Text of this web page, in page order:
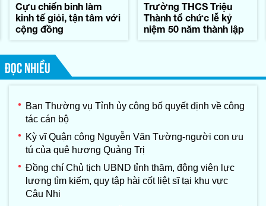
Cựu chiến binh làm
kinh tế giỏi, tận tâm với
cộng đồng
Trường THCS Triệu
Thành tổ chức lễ kỷ
niệm 50 năm thành lập
ĐỌC NHIỀU
Ban Thường vụ Tỉnh ủy công bố quyết định về công
tác cán bộ
Kỳ vĩ Quận công Nguyễn Văn Tường-người con ưu
tú của quê hương Quảng Trị
Đồng chí Chủ tịch UBND tỉnh thăm, động viên lực
lượng tìm kiếm, quy tập hài cốt liệt sĩ tại khu vực
Câu Nhi